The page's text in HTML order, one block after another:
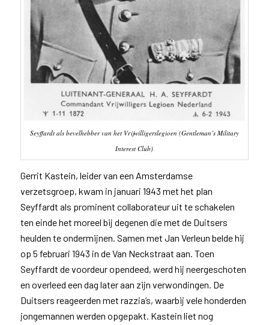
Seyffardt als bevelhebber van het Vrijwilligerslegioen (Gentleman’s Military
Interest Club)
Gerrit Kastein, leider van een Amsterdamse
verzetsgroep, kwam in januari 1943 met het plan
Seyffardt als prominent collaborateur uit te schakelen
ten einde het moreel bij degenen die met de Duitsers
heulden te ondermijnen. Samen met Jan Verleun belde hij
op 5 februari 1943 in de Van Neckstraat aan. Toen
Seyffardt de voordeur opendeed, werd hij neergeschoten
en overleed een dag later aan zijn verwondingen. De
Duitsers reageerden met razzia’s, waarbij vele honderden
jongemannen werden opgepakt. Kastein liet nog